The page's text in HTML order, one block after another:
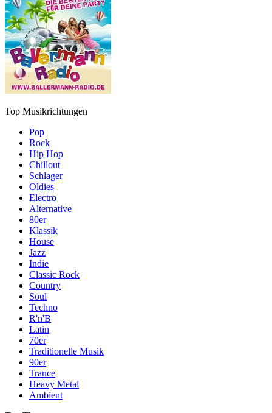
Top Musikrichtungen
Pop
Rock
Hip Hop
Chillout
Schlager
Oldies
Electro
Alternative
80er
Klassik
House
Jazz
Indie
Classic Rock
Country
Soul
Techno
R'n'B
Latin
70er
Traditionelle Musik
90er
Trance
Heavy Metal
Ambient